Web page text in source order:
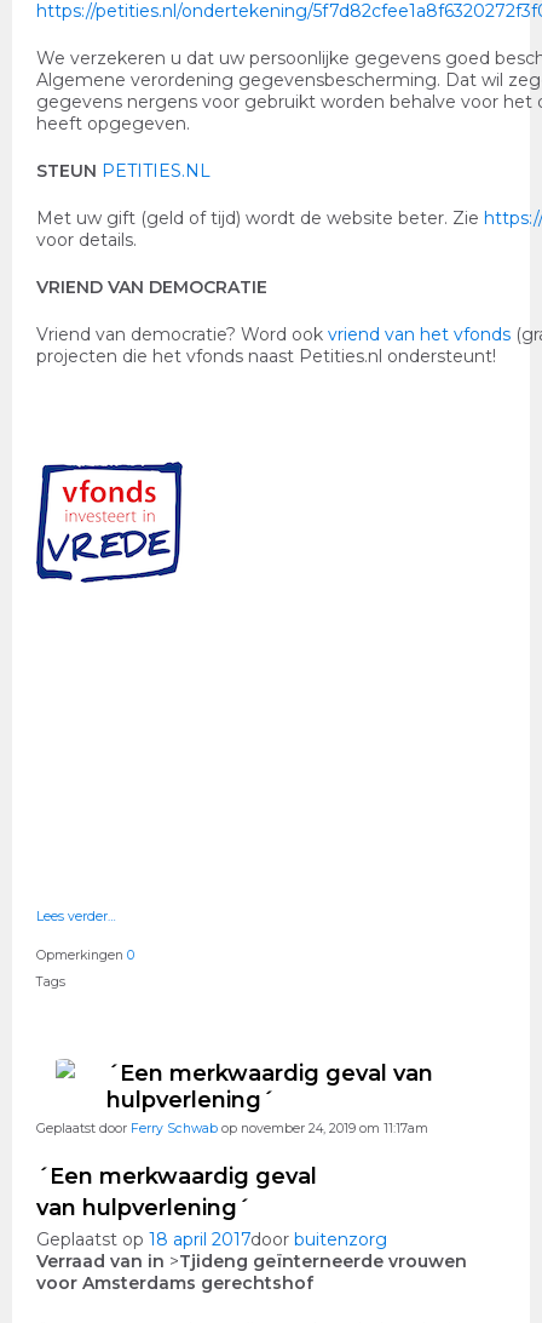
https://petities.nl/ondertekening/
We verzekeren u dat uw persoonlijke gegevens goed
Algemene verordening gegevensbescherming. Dat wil
gegevens nergens voor gebruikt worden behalve voor het
heeft opgegeven.
STEUN PETITIES.NL
Met uw gift (geld of tijd) wordt de website beter. Zie
voor details.
VRIEND VAN DEMOCRATIE
Vriend van democratie? Word ook vriend van het vfonds
projecten die het vfonds naast Petities.nl ondersteunt!
Lees verder…
Opmerkingen 0
Tags
´Een merkwaardig geval van
hulpverlening´
Geplaatst door Ferry Schwab op november 24, 2019 om 11:17am
´Een merkwaardig geval
van hulpverlening´
Geplaatst op 18 april 2017door buitenzorg
Verraad van in >Tjideng geïnterneerde vrouwen
voor Amsterdams gerechtshof